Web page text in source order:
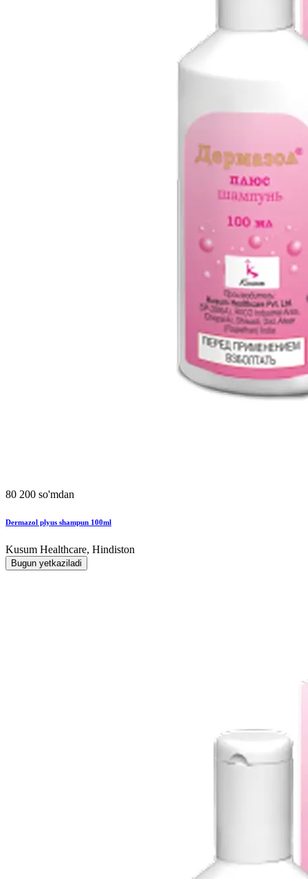
80 200 so'mdan
Dermazol plyus shampun 100ml
Kusum Healthcare, Hindiston
Bugun yetkaziladi